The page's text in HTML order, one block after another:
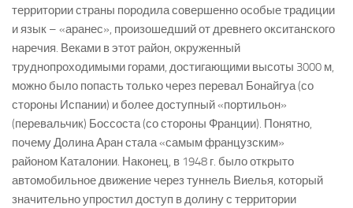
территории страны породила совершенно особые традиции
и язык – «аранес», произошедший от древнего окситанского
наречия. Веками в этот район, окруженный
труднопроходимыми горами, достигающими высоты 3000 м,
можно было попасть только через перевал Бонайгуа (со
стороны Испании) и более доступный «портильон»
(перевальчик) Боссоста (со стороны Франции). Понятно,
почему Долина Аран стала «самым французским»
районом Каталонии. Наконец, в 1948 г. было открыто
автомобильное движение через туннель Виелья, который
значительно упростил доступ в долину с территории